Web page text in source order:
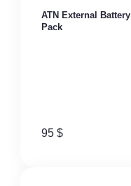
ATN External Battery
Pack
95 $